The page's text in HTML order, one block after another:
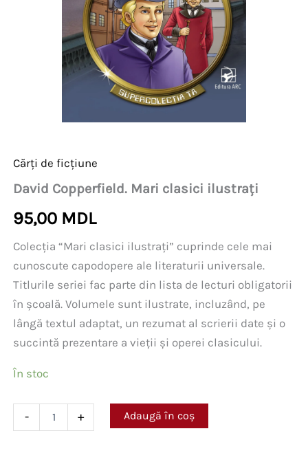
Cărți de ficțiune
David Copperfield. Mari clasici ilustrați
95,00 MDL
Colecția “Mari clasici ilustrați” cuprinde cele mai
cunoscute capodopere ale literaturii universale.
Titlurile seriei fac parte din lista de lecturi obligatorii
în școală. Volumele sunt ilustrate, incluzând, pe
lângă textul adaptat, un rezumat al scrierii date și o
succintă prezentare a vieții și operei clasicului.
În stoc
- + Adaugă în coș